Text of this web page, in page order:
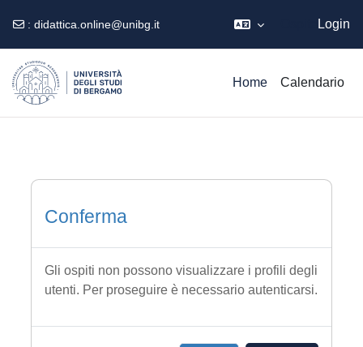
: didattica.online@unibg.it Login
Home Calendario
Conferma
Gli ospiti non possono visualizzare i profili degli
utenti. Per proseguire è necessario autenticarsi.